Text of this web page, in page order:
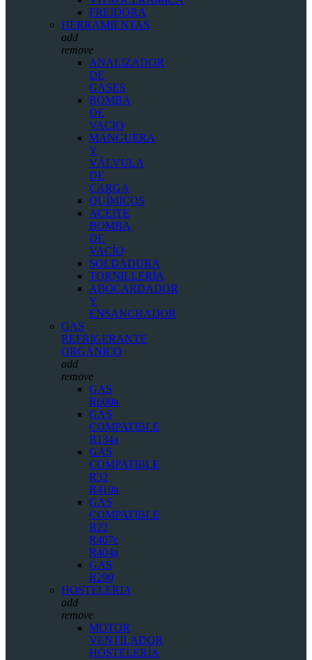
FREIDORA
HERRAMIENTAS
add
remove
ANALIZADOR
DE
GASES
BOMBA
DE
VACIO
MANGUERA
Y
VÁLVULA
DE
CARGA
QUÍMICOS
ACEITE
BOMBA
DE
VACÍO
SOLDADURA
TORNILLERÍA
ABOCARDADOR
Y
ENSANCHADOR
GAS
REFRIGERANTE
ORGÁNICO
add
remove
GAS
R600a
GAS
COMPATIBLE
R134a
GAS
COMPATIBLE
R32
R410a
GAS
COMPATIBLE
R22
R407c
R404a
GAS
R290
HOSTELERIA
add
remove
MOTOR
VENTILADOR
HOSTELERÍA